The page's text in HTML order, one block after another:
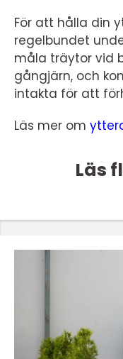
För att hålla din
regelbundet
måla träytor vid
gångjärn, och
intakta för att
Läs mer om
Läs